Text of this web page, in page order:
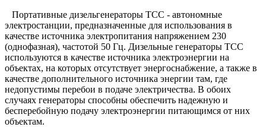
Портативные дизельгенераторы ТСС - автономные
электростанции, предназначенные для использования в
качестве источника электропитания напряжением 230
(однофазная), частотой 50 Гц. Дизельные генераторы ТСС
используются в качестве источника электроэнергии на
объектах, на которых отсутствует энергоснабжение, а также в
качестве дополнительного источника энергии там, где
недопустимы перебои в подаче электричества. В обоих
случаях генераторы способны обеспечить надежную и
бесперебойную подачу электроэнергии питающимся от них
объектам.